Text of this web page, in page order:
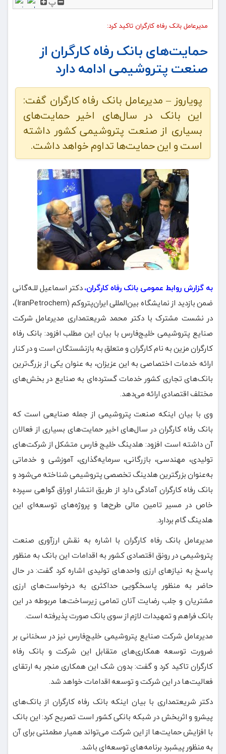
مدیرعامل بانک رفاه کارگران تاکید کرد:
حمایت‌های بانک رفاه کارگران از
صنعت پتروشیمی ادامه دارد
پویاروز – مدیرعامل بانک رفاه کارگران گفت:
این بانک در سال‌های اخیر حمایت‌های
بسیاری از صنعت پتروشیمی کشور داشته
است و این حمایت‌ها تداوم خواهد داشت.
به گزارش روابط عمومی بانک رفاه کارگران،دکتر اسماعیل للـه‌گانی
ضمن بازدید از نمایشگاه بین‌المللی ایران‌پتروکم (IranPetrochem)،
در نشست مشترک با دکتر محمد شریعتمداری مدیرعامل شرکت
صنایع پتروشیمی خلیج‌فارس با بیان این مطلب افزود: بانک رفاه
کارگران مزین به نام کارگران و متعلق به بازنشستگان است و در کنار
ارائه خدمات اختصاصی به این عزیزان، به عنوان یکی از بزرگ‌ترین
بانک‌های تجاری کشور خدمات گسترده‌ای به صنایع در بخش‌های
مختلف اقتصادی ارائه می‌دهد.
وی با بیان اینکه صنعت پتروشیمی از جمله صنایعی است که
بانک رفاه کارگران در سال‌های اخیر حمایت‌های بسیاری از فعالان
آن داشته است افزود: هلدینگ خلیج فارس متشکل از شرکت‌های
تولیدی، مهندسی، بازرگانی، سرمایه‌گذاری، آموزشی و خدماتی
به‌عنوان بزرگترین هلدینگ تخصصی پتروشیمی شناخته می‌شود و
بانک رفاه کارگران آمادگی دارد از طریق انتشار اوراق گواهی سپرده
خاص در مسیر تامین مالی طرح‌ها و پروژه‌های توسعه‌ای این
هلدینگ گام بردارد.
مدیرعامل بانک رفاه کارگران با اشاره به نقش ارزآوری صنعت
پتروشیمی در رونق اقتصادی کشور به اقدامات این بانک به منظور
پاسخ به نیازهای ارزی واحدهای تولیدی اشاره کرد گفت: در حال
حاضر به منظور پاسخگویی حداکثری به درخواست‌های ارزی
مشتریان و جلب رضایت آنان تمامی زیرساخت‌ها مربوطه در این
بانک فراهم و تمهیدات لازم از سوی بانک صورت پذیرفته است.
مدیرعامل شرکت صنایع پتروشیمی خلیج‌فارس نیز در سخنانی بر
ضرورت توسعه همکاری‌های متقابل این شرکت و بانک رفاه
کارگران تاکید کرد و گفت: بدون شک این همکاری منجر به ارتقای
فعالیت‌ها در این شرکت و توسعه اقدامات خواهد شد.
دکتر شریعتمداری با بیان اینکه بانک رفاه کارگران از بانک‌های
پیشرو و اثربخش در شبکه بانکی کشور است تصریح کرد: این بانک
با افزایش حمایت‌ها از این شرکت می‌تواند همیار مطمئنی برای آن
به منظور پیشبرد برنامه‌های توسعه‌ای باشد.